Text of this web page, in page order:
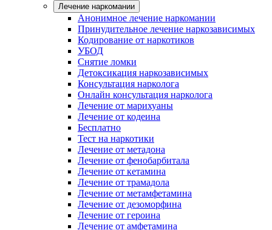
Лечение наркомании
Анонимное лечение наркомании
Принудительное лечение наркозависимых
Кодирование от наркотиков
УБОД
Снятие ломки
Детоксикация наркозависимых
Консультация нарколога
Онлайн консультация нарколога
Лечение от марихуаны
Лечение от кодеина
Бесплатно
Тест на наркотики
Лечение от метадона
Лечение от фенобарбитала
Лечение от кетамина
Лечение от трамадола
Лечение от метамфетамина
Лечение от дезоморфина
Лечение от героина
Лечение от амфетамина